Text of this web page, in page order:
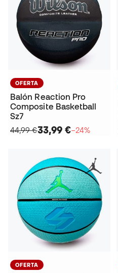
OFERTA
Balón Reaction Pro
Composite Basketball
Sz7
44,99 €33,99 €−24%
OFERTA